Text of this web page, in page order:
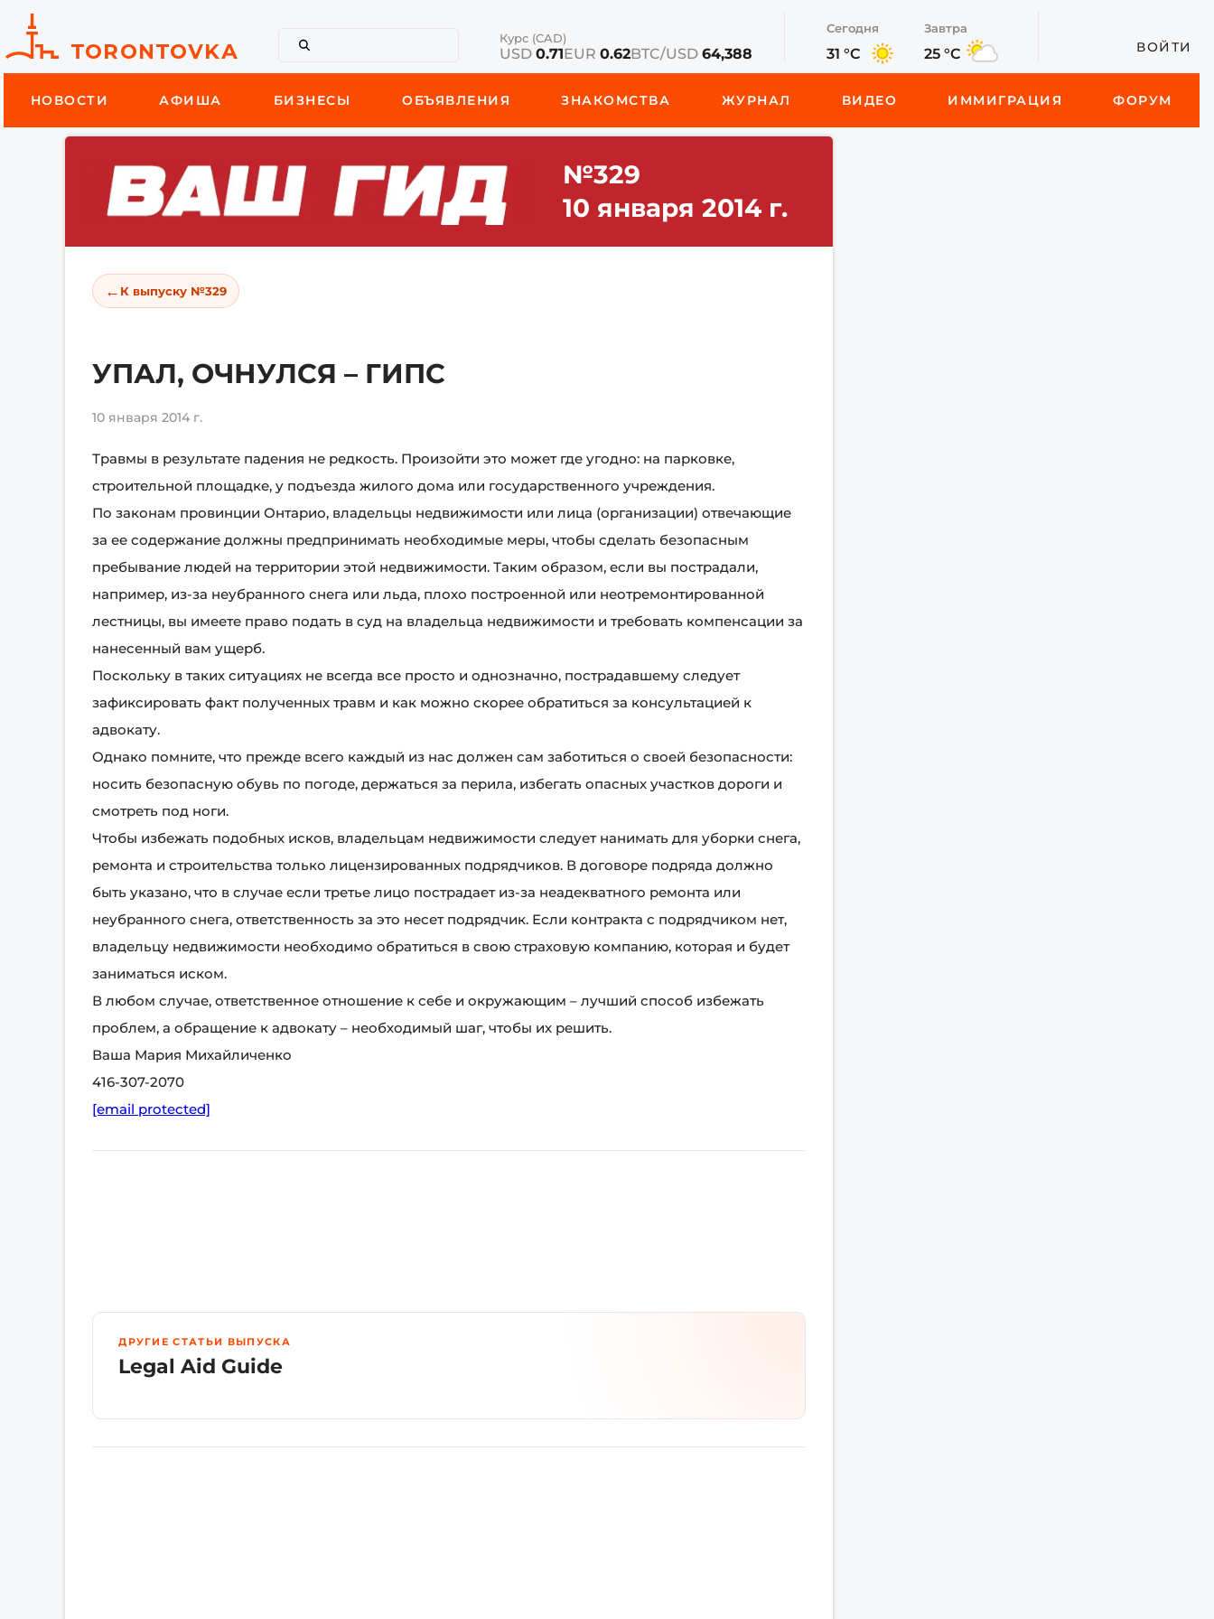
Курс (CAD)
USD0.71EUR0.62BTC/USD64,388
Сегодня
31 °C
Завтра
25 °C ВОЙТИ
НОВОСТИ АФИША БИЗНЕСЫ ОБЪЯВЛЕНИЯ ЗНАКОМСТВА ЖУРНАЛ ВИДЕО ИММИГРАЦИЯ ФОРУМ
№329
10 января 2014 г.
← К выпуску №329
УПАЛ, ОЧНУЛСЯ – ГИПС
10 января 2014 г.
Травмы в результате падения не редкость. Произойти это может где угодно: на парковке,
строительной площадке, у подъезда жилого дома или государственного учреждения.
По законам провинции Онтарио, владельцы недвижимости или лица (организации) отвечающие
за ее содержание должны предпринимать необходимые меры, чтобы сделать безопасным
пребывание людей на территории этой недвижимости. Таким образом, если вы пострадали,
например, из-за неубранного снега или льда, плохо построенной или неотремонтированной
лестницы, вы имеете право подать в суд на владельца недвижимости и требовать компенсации за
нанесенный вам ущерб.
Поскольку в таких ситуациях не всегда все просто и однозначно, пострадавшему следует
зафиксировать факт полученных травм и как можно скорее обратиться за консультацией к
адвокату.
Однако помните, что прежде всего каждый из нас должен сам заботиться о своей безопасности:
носить безопасную обувь по погоде, держаться за перила, избегать опасных участков дороги и
смотреть под ноги.
Чтобы избежать подобных исков, владельцам недвижимости следует нанимать для уборки снега,
ремонта и строительства только лицензированных подрядчиков. В договоре подряда должно
быть указано, что в случае если третье лицо пострадает из-за неадекватного ремонта или
неубранного снега, ответственность за это несет подрядчик. Если контракта с подрядчиком нет,
владельцу недвижимости необходимо обратиться в свою страховую компанию, которая и будет
заниматься иском.
В любом случае, ответственное отношение к себе и окружающим – лучший способ избежать
проблем, а обращение к адвокату – необходимый шаг, чтобы их решить.
Ваша Мария Михайличенко
416-307-2070
[email protected]
ДРУГИЕ СТАТЬИ ВЫПУСКА
Legal Aid Guide